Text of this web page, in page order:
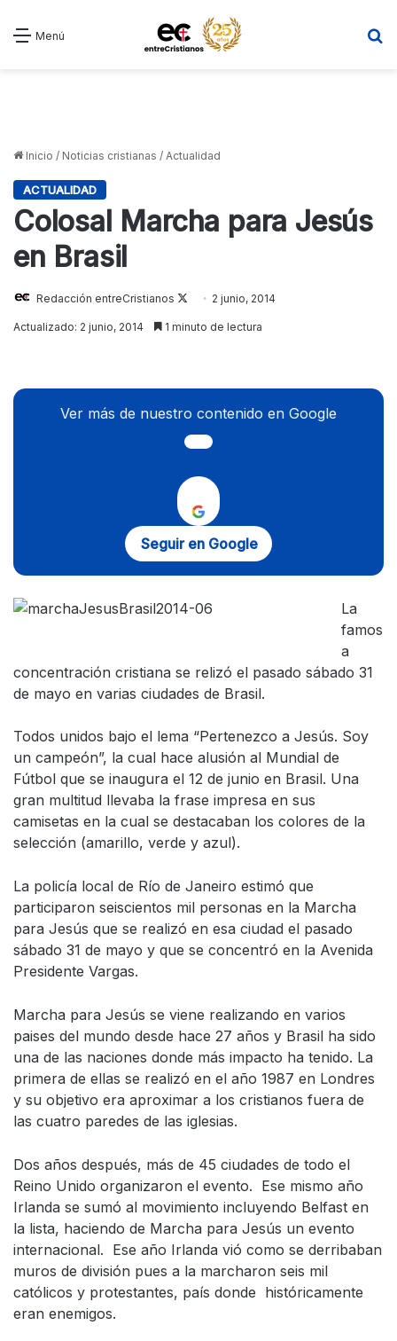
Menú
Inicio / Noticias cristianas / Actualidad
ACTUALIDAD
Colosal Marcha para Jesús
en Brasil
Redacción entreCristianos
Follow
on
2 junio, 2014
Actualizado: 2 junio, 2014 1 minuto de lectura
Ver más de nuestro contenido en Google
Seguir en Google
La
famos
a
concentración cristiana se relizó el pasado sábado 31
de mayo en varias ciudades de Brasil.
Todos unidos bajo el lema “Pertenezco a Jesús. Soy
un campeón”, la cual hace alusión al Mundial de
Fútbol que se inaugura el 12 de junio en Brasil. Una
gran multitud llevaba la frase impresa en sus
camisetas en la cual se destacaban los colores de la
selección (amarillo, verde y azul).
La policía local de Río de Janeiro estimó que
participaron seiscientos mil personas en la Marcha
para Jesús que se realizó en esa ciudad el pasado
sábado 31 de mayo y que se concentró en la Avenida
Presidente Vargas.
Marcha para Jesús se viene realizando en varios
paises del mundo desde hace 27 años y Brasil ha sido
una de las naciones donde más impacto ha tenido. La
primera de ellas se realizó en el año 1987 en Londres
y su objetivo era aproximar a los cristianos fuera de
las cuatro paredes de las iglesias.
Dos años después, más de 45 ciudades de todo el
Reino Unido organizaron el evento. Ese mismo año
Irlanda se sumó al movimiento incluyendo Belfast en
la lista, haciendo de Marcha para Jesús un evento
internacional. Ese año Irlanda vió como se derribaban
muros de división pues a la marcharon seis mil
católicos y protestantes, país donde históricamente
eran enemigos.